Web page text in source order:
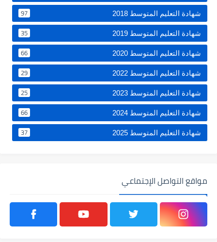
شهادة التعليم المتوسط 2018 97
شهادة التعليم المتوسط 2019 35
شهادة التعليم المتوسط 2020 66
شهادة التعليم المتوسط 2022 29
شهادة التعليم المتوسط 2023 25
شهادة التعليم المتوسط 2024 66
شهادة التعليم المتوسط 2025 37
مواقع التواصل الإجتماعي